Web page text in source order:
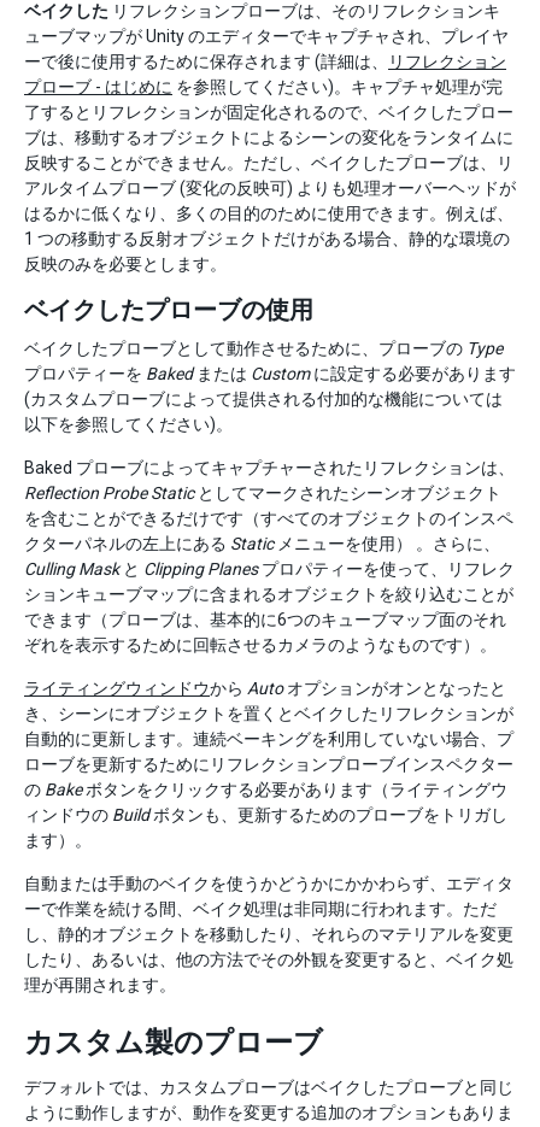
ベイクした リフレクションプローブは、そのリフレクションキ
ューブマップが Unity のエディターでキャプチャされ、プレイヤ
ーで後に使用するために保存されます (詳細は、
リフレクション
プローブ - はじめに を参照してください)。キャプチャ処理が完
了するとリフレクションが固定化されるので、ベイクしたプロー
ブは、移動するオブジェクトによるシーンの変化をランタイムに
反映することができません。ただし、ベイクしたプローブは、リ
アルタイムプローブ (変化の反映可) よりも処理オーバーヘッドが
はるかに低くなり、多くの目的のために使用できます。例えば、
1 つの移動する反射オブジェクトだけがある場合、静的な環境の
反映のみを必要とします。
ベイクしたプローブの使用
ベイクしたプローブとして動作させるために、プローブの Type
プロパティーを Bakedまたは Customに設定する必要があります
(カスタムプローブによって提供される付加的な機能については
以下を参照してください)。
Baked プローブによってキャプチャーされたリフレクションは、
Reflection Probe Staticとしてマークされたシーンオブジェクト
を含むことができるだけです（すべてのオブジェクトのインスペ
クターパネルの左上にある Staticメニューを使用） 。さらに、
Culling Maskと Clipping Planesプロパティーを使って、リフレク
ションキューブマップに含まれるオブジェクトを絞り込むことが
できます（プローブは、基本的に6つのキューブマップ面のそれ
ぞれを表示するために回転させるカメラのようなものです）。
ライティングウィンドウから Autoオプションがオンとなったと
き、シーンにオブジェクトを置くとベイクしたリフレクションが
自動的に更新します。連続ベーキングを利用していない場合、プ
ローブを更新するためにリフレクションプローブインスペクター
の Bakeボタンをクリックする必要があります（ライティングウ
ィンドウの Buildボタンも、更新するためのプローブをトリガし
ます）。
自動または手動のベイクを使うかどうかにかかわらず、エディタ
ーで作業を続ける間、ベイク処理は非同期に行われます。ただ
し、静的オブジェクトを移動したり、それらのマテリアルを変更
したり、あるいは、他の方法でその外観を変更すると、ベイク処
理が再開されます。
カスタム製のプローブ
デフォルトでは、カスタムプローブはベイクしたプローブと同じ
ように動作しますが、動作を変更する追加のオプションもありま